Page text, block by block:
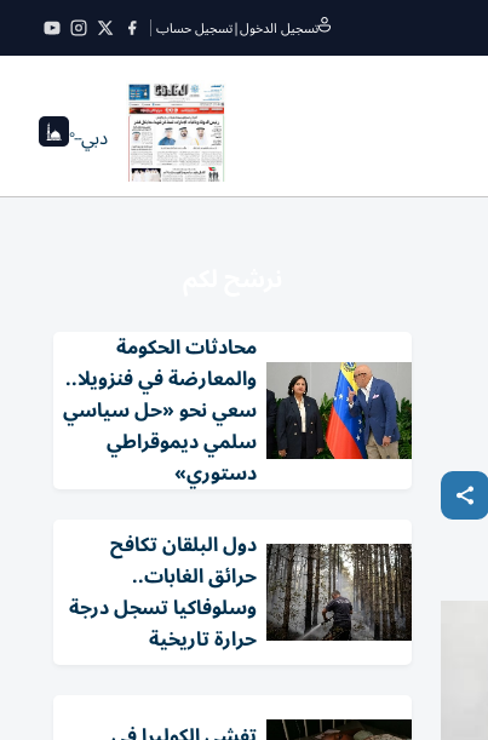
تسجيل الدخول|تسجيل حساب
دبي--°
محادثات الحكومة
والمعارضة في فنزويلا..
سعي نحو «حل سياسي
سلمي ديموقراطي
دستوري»
دول البلقان تكافح
حرائق الغابات..
وسلوفاكيا تسجل درجة
حرارة تاريخية